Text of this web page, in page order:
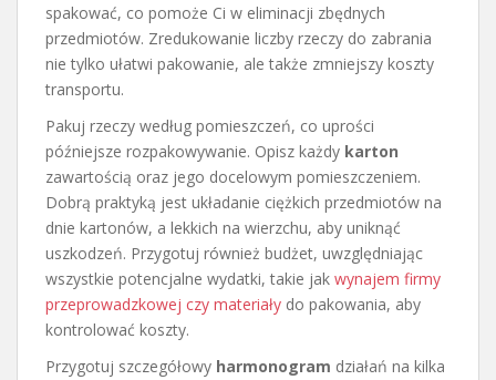
spakować, co pomoże Ci w eliminacji zbędnych
przedmiotów. Zredukowanie liczby rzeczy do zabrania
nie tylko ułatwi pakowanie, ale także zmniejszy koszty
transportu.
Pakuj rzeczy według pomieszczeń, co uprości
późniejsze rozpakowywanie. Opisz każdy karton
zawartością oraz jego docelowym pomieszczeniem.
Dobrą praktyką jest układanie ciężkich przedmiotów na
dnie kartonów, a lekkich na wierzchu, aby uniknąć
uszkodzeń. Przygotuj również budżet, uwzględniając
wszystkie potencjalne wydatki, takie jak wynajem firmy
przeprowadzkowej czy materiały do pakowania, aby
kontrolować koszty.
Przygotuj szczegółowy harmonogram działań na kilka